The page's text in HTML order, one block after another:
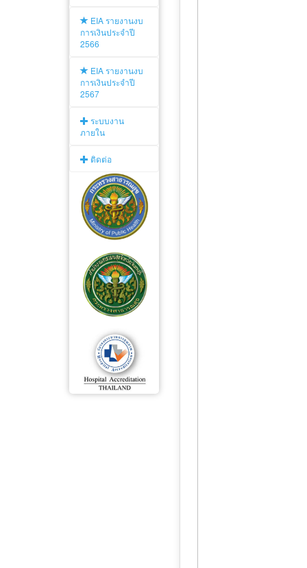
EIA รายงานงบ
การเงินประจำปี
2566
EIA รายงานงบ
การเงินประจำปี
2567
ระบบงาน
ภายใน
ติดต่อ